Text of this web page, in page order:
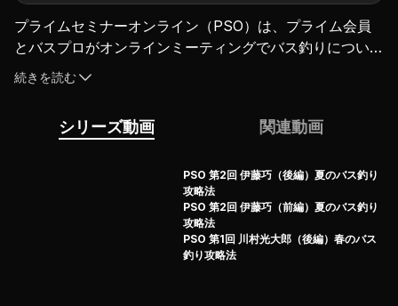
プライムセミナーオンライン（PSO）は、プライム会員
とバスプロがオンラインミーティングでバス釣りについて
直接語り合う夢の企画！ 毎回、ここでしか聞けない貴重
な情報満載でお届けします。第1回は川村光大郎プロにプ
ていただきます！
続きを読む
シリーズ動画 関連動画
PSO 第2回 伊藤巧（後編）夏のバス釣り
攻略法
PSO 第2回 伊藤巧（前編）夏のバス釣り
攻略法
PSO 第1回 川村光大郎（後編）春のバス
釣り攻略法